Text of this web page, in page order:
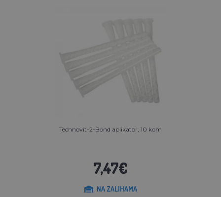
Technovit-2-Bond aplikator, 10 kom
7,47€
NA ZALIHAMA